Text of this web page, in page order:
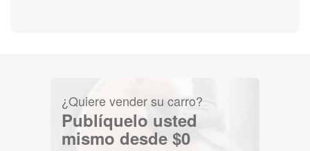
¿Quiere vender su carro?
Publíquelo usted
mismo desde $0